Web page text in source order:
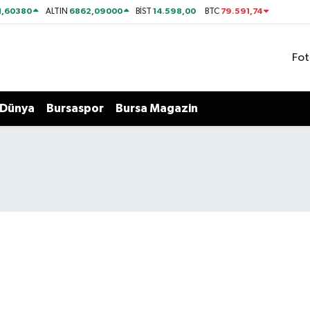
ALTIN 6862,09000 BİST14.598,00 BTC 79.591,74
Dünya Bursaspor Bursa Magazin